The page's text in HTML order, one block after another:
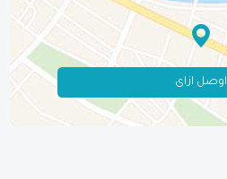
اوصل ازاى